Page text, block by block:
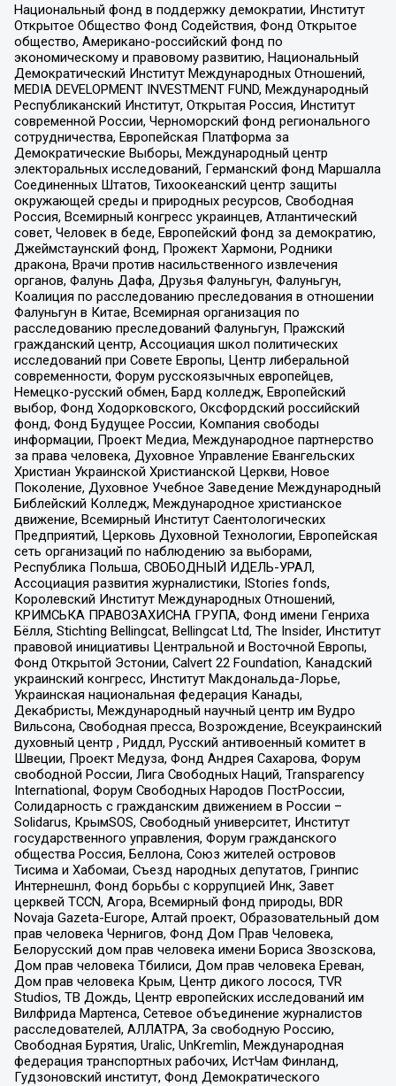
Национальный фонд в поддержку демократии, Институт
Открытое Общество Фонд Содействия, Фонд Открытое
общество, Американо-российский фонд по
экономическому и правовому развитию, Национальный
Демократический Институт Международных Отношений,
MEDIA DEVELOPMENT INVESTMENT FUND, Международный
Республиканский Институт, Открытая Россия, Институт
современной России, Черноморский фонд регионального
сотрудничества, Европейская Платформа за
Демократические Выборы, Международный центр
электоральных исследований, Германский фонд Маршалла
Соединенных Штатов, Тихоокеанский центр защиты
окружающей среды и природных ресурсов, Свободная
Россия, Всемирный конгресс украинцев, Атлантический
совет, Человек в беде, Европейский фонд за демократию,
Джеймстаунский фонд, Прожект Хармони, Родники
дракона, Врачи против насильственного извлечения
органов, Фалунь Дафа, Друзья Фалуньгун, Фалуньгун,
Коалиция по расследованию преследования в отношении
Фалуньгун в Китае, Всемирная организация по
расследованию преследований Фалуньгун, Пражский
гражданский центр, Ассоциация школ политических
исследований при Совете Европы, Центр либеральной
современности, Форум русскоязычных европейцев,
Немецко-русский обмен, Бард колледж, Европейский
выбор, Фонд Ходорковского, Оксфордский российский
фонд, Фонд Будущее России, Компания свободы
информации, Проект Медиа, Международное партнерство
за права человека, Духовное Управление Евангельских
Христиан Украинской Христианской Церкви, Новое
Поколение, Духовное Учебное Заведение Международный
Библейский Колледж, Международное христианское
движение, Всемирный Институт Саентологических
Предприятий, Церковь Духовной Технологии, Европейская
сеть организаций по наблюдению за выборами,
Республика Польша, СВОБОДНЫЙ ИДЕЛЬ-УРАЛ,
Ассоциация развития журналистики, IStories fonds,
Королевский Институт Международных Отношений,
КРИМСЬКА ПРАВОЗАХИСНА ГРУПА, Фонд имени Генриха
Бёлля, Stichting Bellingcat, Bellingcat Ltd, The Insider, Институт
правовой инициативы Центральной и Восточной Европы,
Фонд Открытой Эстонии, Calvert 22 Foundation, Канадский
украинский конгресс, Институт Макдональда-Лорье,
Украинская национальная федерация Канады,
Декабристы, Международный научный центр им Вудро
Вильсона, Свободная пресса, Возрождение, Всеукраинский
духовный центр , Риддл, Русский антивоенный комитет в
Швеции, Проект Медуза, Фонд Андрея Сахарова, Форум
свободной России, Лига Свободных Наций, Transparеncy
International, Форум Свободных Народов ПостРоссии,
Солидарность с гражданским движением в России –
Solidarus, КрымSOS, Свободный университет, Институт
государственного управления, Форум гражданского
общества Россия, Беллона, Союз жителей островов
Тисима и Хабомаи, Съезд народных депутатов, Гринпис
Интернешнл, Фонд борьбы с коррупцией Инк, Завет
церквей TCCN, Агора, Всемирный фонд природы, BDR
Novaja Gazeta-Europe, Алтай проект, Образовательный дом
прав человека Чернигов, Фонд Дом Прав Человека,
Белорусский дом прав человека имени Бориса Звозскова,
Дом прав человека Тбилиси, Дом прав человека Ереван,
Дом прав человека Крым, Центр дикого лосося, TVR
Studios, ТВ Дождь, Центр европейских исследований им
Вилфрида Мартенса, Сетевое объединение журналистов
расследователей, АЛЛАТРА, За свободную Россию,
Свободная Бурятия, Uralic, UnKremlin, Международная
федерация транспортных рабочих, ИстЧам Финланд,
Гудзоновский институт, Фонд Демократического